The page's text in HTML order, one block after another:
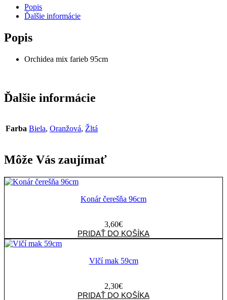
Popis
Ďalšie informácie
Popis
Orchidea mix farieb 95cm
Ďalšie informácie
Farba Biela, Oranžová, Žltá
Môže Vás zaujímať
Konár čerešňa 96cm
3,60€
množstvo
Konár
96cm
PRIDAŤ DO KOŠÍKA
Vlčí mak 59cm
2,30€
množstvo
PRIDAŤ DO KOŠÍKA